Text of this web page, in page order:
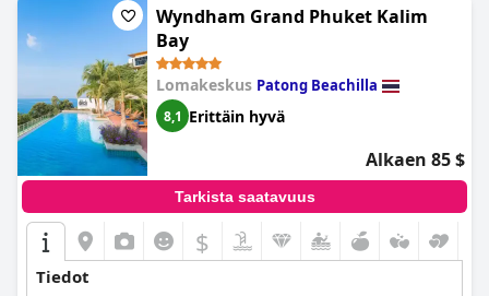
Wyndham Grand Phuket Kalim
Bay
Lomakeskus Patong Beachilla
8,1 Erittäin hyvä
Alkaen 85 $
Tarkista saatavuus
$
Tiedot